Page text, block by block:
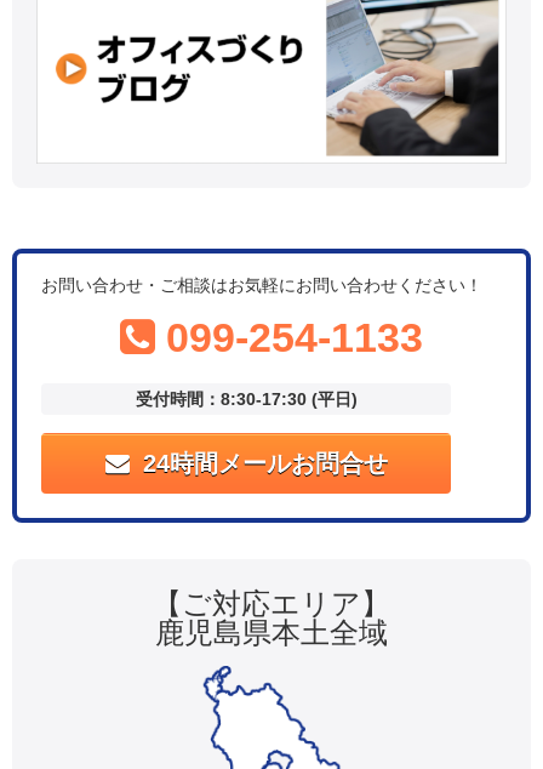
お問い合わせ・ご相談はお気軽にお問い合わせください！
099-254-1133
受付時間：8:30-17:30 (平日)
24時間メールお問合せ
【ご対応エリア】
鹿児島県本土全域